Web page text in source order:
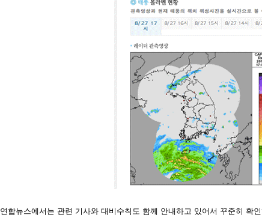
연합뉴스에서는 관련 기사와 대비수칙도 함께 안내하고 있어서 꾸준히 확